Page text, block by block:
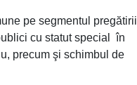
pe segmentul pregătirii
cu statut special în
precum şi schimbul de